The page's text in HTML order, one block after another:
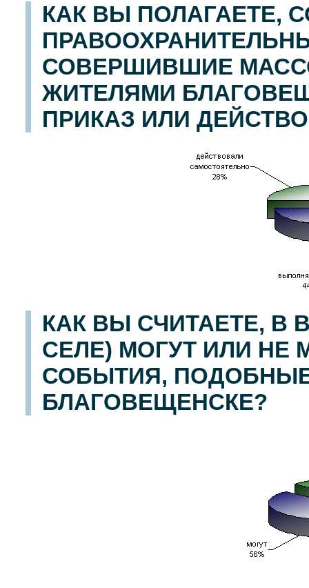
КАК ВЫ ПОЛАГАЕТЕ,
СОВЕРШИВШИЕ
ЖИТЕЛЯМИ
ПРИКАЗ ИЛИ
КАК ВЫ СЧИТАЕТЕ, В
СЕЛЕ) МОГУТ ИЛИ НЕ
СОБЫТИЯ,
БЛАГОВЕЩЕНСКЕ?